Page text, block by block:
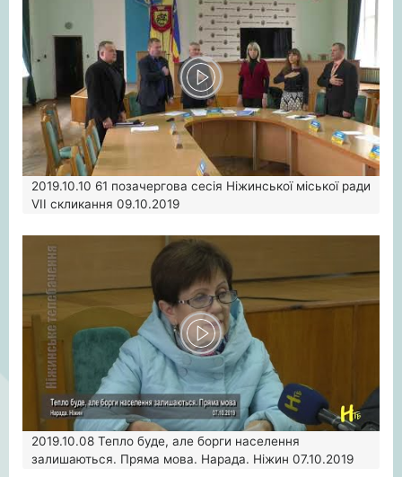
2019.10.10 61 позачергова сесія Ніжинської міської ради
VII скликання 09.10.2019
2019.10.08 Тепло буде, але борги населення
залишаються. Пряма мова. Нарада. Ніжин 07.10.2019